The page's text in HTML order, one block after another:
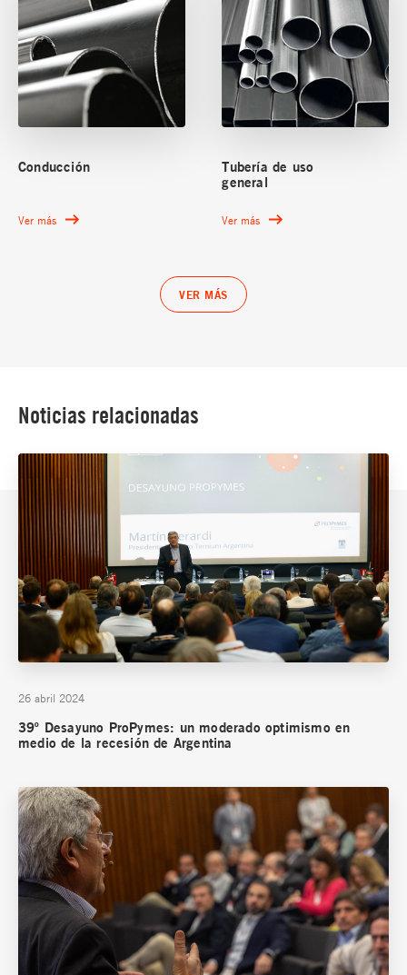
Conducción
Ver más
Tubería de uso
general
Ver más
VER MÁS
Noticias relacionadas
26 abril 2024
39º Desayuno ProPymes: un moderado optimismo en
medio de la recesión de Argentina